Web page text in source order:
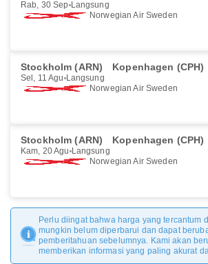
Rab, 30 Sep Langsung
Norwegian Air Sweden
Stockholm (ARN) Kopenhagen (CPH)
Sel, 11 Agu Langsung
Norwegian Air Sweden
Stockholm (ARN) Kopenhagen (CPH)
Kam, 20 Agu Langsung
Norwegian Air Sweden
Perlu diingat bahwa harga yang tercantum
mungkin belum diperbarui dan dapat
pemberitahuan sebelumnya. Kami akan
memberikan informasi yang paling akurat